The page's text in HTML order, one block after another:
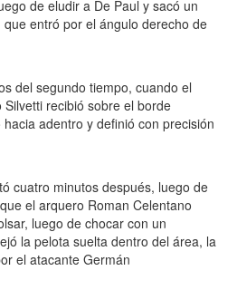
de eludir a De Paul y sacó un
entró por el ángulo derecho de
del segundo tiempo, cuando el
recibió sobre el borde
adentro y definió con precisión
cuatro minutos después, luego de
el arquero Roman Celentano
luego de chocar con un
la pelota suelta dentro del área, la
el atacante Germán